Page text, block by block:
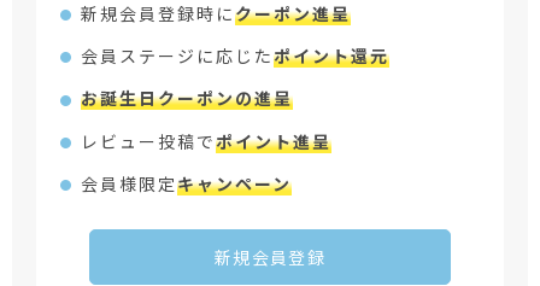
新規会員登録時にクーポン進呈
会員ステージに応じたポイント還元
お誕生日クーポンの進呈
レビュー投稿でポイント進呈
会員様限定キャンペーン
新規会員登録